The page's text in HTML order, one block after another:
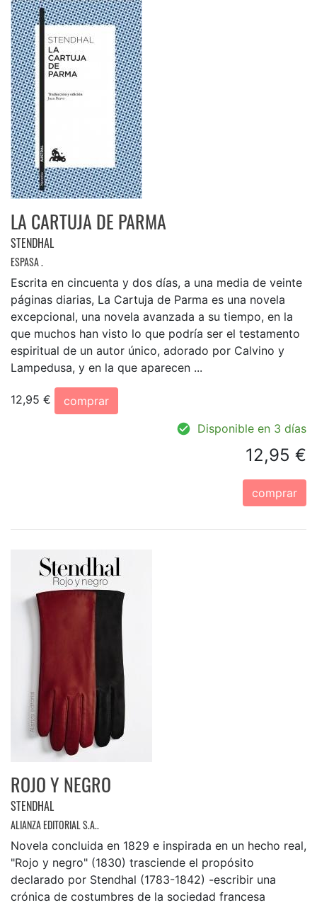
LA CARTUJA DE PARMA
STENDHAL
ESPASA .
Escrita en cincuenta y dos días, a una media de veinte
páginas diarias, La Cartuja de Parma es una novela
excepcional, una novela avanzada a su tiempo, en la
que muchos han visto lo que podría ser el testamento
espiritual de un autor único, adorado por Calvino y
Lampedusa, y en la que aparecen ...
12,95 €
comprar
Disponible en 3 días
12,95 €
comprar
ROJO Y NEGRO
STENDHAL
ALIANZA EDITORIAL S.A..
Novela concluida en 1829 e inspirada en un hecho real,
"Rojo y negro" (1830) trasciende el propósito
declarado por Stendhal (1783-1842) -escribir una
crónica de costumbres de la sociedad francesa